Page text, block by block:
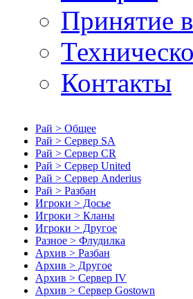
Принятие
Контакты
Рай > Общее
Рай > Сервер SA
Рай > Сервер CR
Рай > Сервер United
Рай > Сервер Anderius
Рай > Разбан
Игроки > Досье
Игроки > Кланы
Игроки > Другое
Разное > Флудилка
Архив > Разбан
Архив > Другое
Архив > Сервер IV
Архив > Сервер Gostown